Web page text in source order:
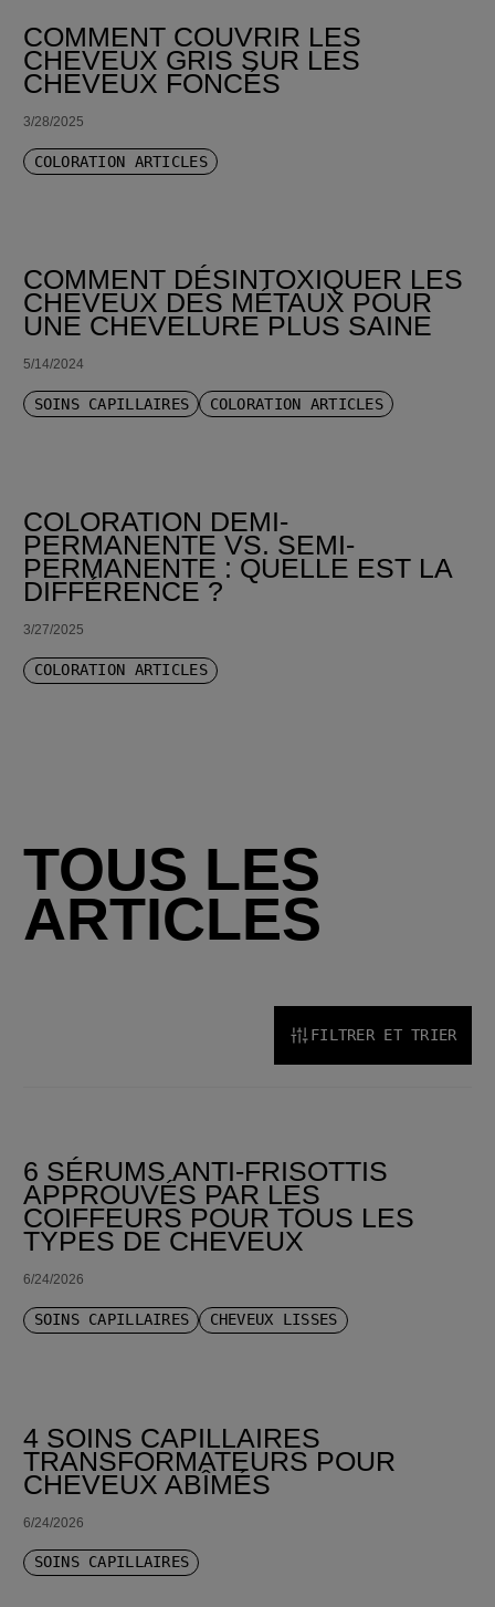
COMMENT COUVRIR LES
CHEVEUX GRIS SUR LES
CHEVEUX FONCÉS
3/28/2025
COLORATION ARTICLES
COMMENT DÉSINTOXIQUER LES
CHEVEUX DES MÉTAUX POUR
UNE CHEVELURE PLUS SAINE
5/14/2024
SOINS CAPILLAIRES COLORATION ARTICLES
COLORATION DEMI-
PERMANENTE VS. SEMI-
PERMANENTE : QUELLE EST LA
DIFFÉRENCE ?
3/27/2025
COLORATION ARTICLES
TOUS LES
ARTICLES
FILTRER ET TRIER
6 SÉRUMS ANTI-FRISOTTIS
APPROUVÉS PAR LES
COIFFEURS POUR TOUS LES
TYPES DE CHEVEUX
6/24/2026
SOINS CAPILLAIRES CHEVEUX LISSES
4 SOINS CAPILLAIRES
TRANSFORMATEURS POUR
CHEVEUX ABÎMÉS
6/24/2026
SOINS CAPILLAIRES